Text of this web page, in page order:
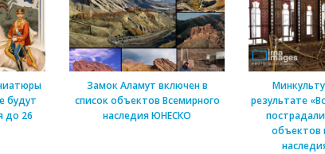
будут
до 26
Замок Аламут включен в
список объектов Всемирного
наследия ЮНЕСКО
результате
объектов